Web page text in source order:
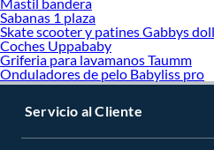
Calefont y termos
Lavamanos y vanitorios
Muebles de baño
Saunas y spa
Tinas e hidromasajes
WC Sanitarios
Saunas
Shower doors y Cabinas
Mámpara para duchas
Sabanas 1 plaza
Skate scooter y patines Gabbys
Coches Uppababy
Griferia para lavamanos Taumm
Onduladores de pelo Babyliss pro
Servicio al Cliente